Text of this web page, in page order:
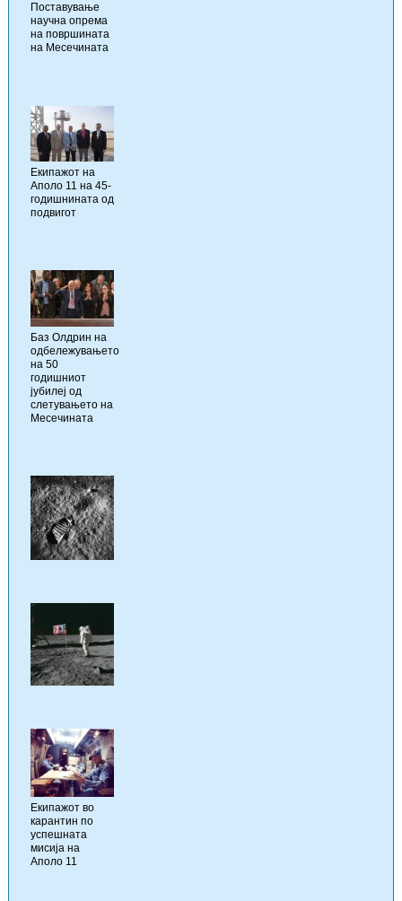
Поставување
научна опрема
на површината
на Месечината
Екипажот на
Аполо 11 на 45-
годишнината од
подвигот
Баз Олдрин на
одбележувањето
на 50
годишниот
јубилеј од
слетувањето на
Месечината
Екипажот во
карантин по
успешната
мисија на
Аполо 11